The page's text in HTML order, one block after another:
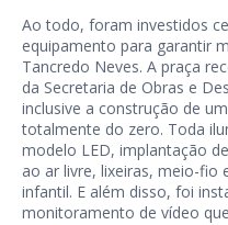
Ao todo, foram investidos
equipamento para garantir
Tancredo Neves. A praça
da Secretaria de Obras e
inclusive a construção de
totalmente do zero. Toda
modelo LED, implantação
ao ar livre, lixeiras, meio-fio
infantil. E além disso, foi
monitoramento de vídeo